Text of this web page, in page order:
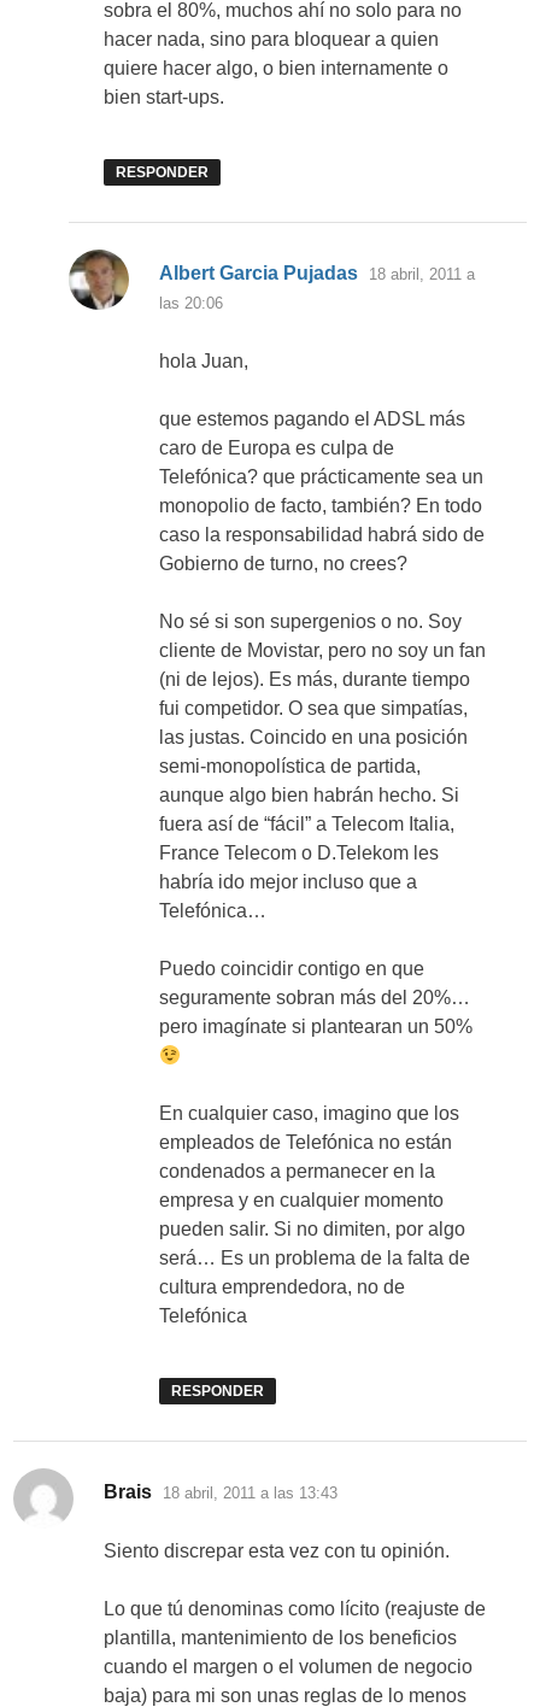
sobra el 80%, muchos ahí no solo para no
hacer nada, sino para bloquear a quien
quiere hacer algo, o bien internamente o
bien start-ups.
RESPONDER
Albert Garcia Pujadas dice:
18 abril, 2011 a
las 20:06
hola Juan,
que estemos pagando el ADSL más
caro de Europa es culpa de
Telefónica? que prácticamente sea un
monopolio de facto, también? En todo
caso la responsabilidad habrá sido de
Gobierno de turno, no crees?
No sé si son supergenios o no. Soy
cliente de Movistar, pero no soy un fan
(ni de lejos). Es más, durante tiempo
fui competidor. O sea que simpatías,
las justas. Coincido en una posición
semi-monopolística de partida,
aunque algo bien habrán hecho. Si
fuera así de “fácil” a Telecom Italia,
France Telecom o D.Telekom les
habría ido mejor incluso que a
Telefónica…
Puedo coincidir contigo en que
seguramente sobran más del 20%…
pero imagínate si plantearan un 50%
En cualquier caso, imagino que los
empleados de Telefónica no están
condenados a permanecer en la
empresa y en cualquier momento
pueden salir. Si no dimiten, por algo
será… Es un problema de la falta de
cultura emprendedora, no de
Telefónica
RESPONDER
Brais dice:
18 abril, 2011 a las 13:43
Siento discrepar esta vez con tu opinión.
Lo que tú denominas como lícito (reajuste de
plantilla, mantenimiento de los beneficios
cuando el margen o el volumen de negocio
baja) para mi son unas reglas de lo menos